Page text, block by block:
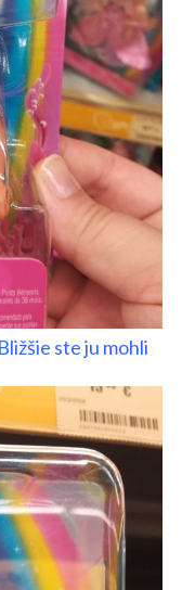
ste ju mohli